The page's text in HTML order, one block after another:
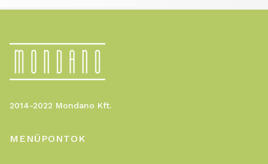
2014-2022 Mondano Kft.
MENÜPONTOK